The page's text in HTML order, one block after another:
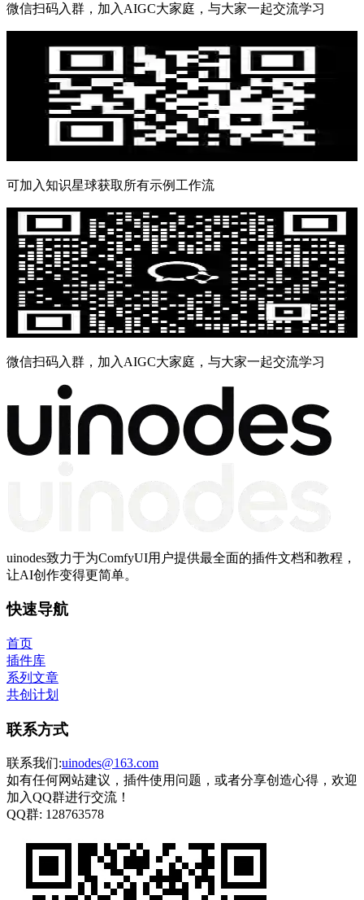
微信扫码入群，加入AIGC大家庭，与大家一起交流学习
可加入知识星球获取所有示例工作流
微信扫码入群，加入AIGC大家庭，与大家一起交流学习
uinodes致力于为ComfyUI用户提供最全面的插件文档和教程，
让AI创作变得更简单。
快速导航
首页
插件库
系列文章
共创计划
联系方式
联系我们:uinodes@163.com
如有任何网站建议，插件使用问题，或者分享创造心得，欢迎
加入QQ群进行交流！
QQ群: 128763578